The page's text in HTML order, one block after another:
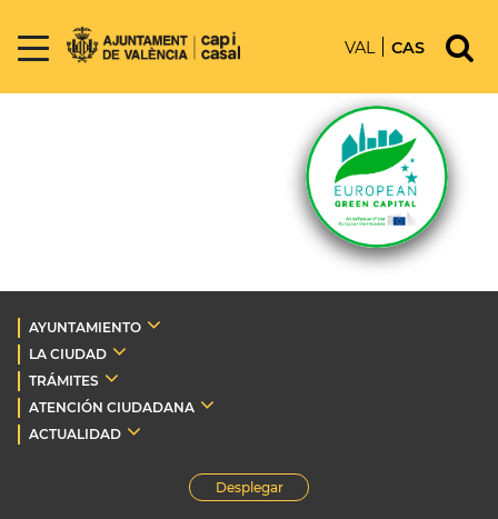
VAL CAS
AYUNTAMIENTO
LA CIUDAD
TRÁMITES
ATENCIÓN CIUDADANA
ACTUALIDAD
Desplegar